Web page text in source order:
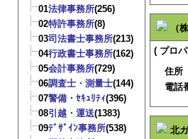
01法律事務所(256)
02特許事務所(8)
03司法書士事務所(213)
04行政書士事務所(162)
05会計事務所(729)
06調査士・測量士(144)
07警備・ｾｷｭﾘﾃｨ(396)
08引越・運送(1383)
09ﾃﾞｻﾞｲﾝ事務所(538)
（
( プロ
住所
電話
北